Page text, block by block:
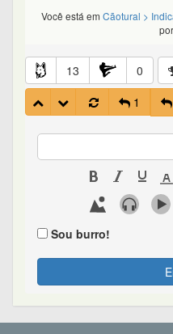
Você está em Cãotural >
por
13 0
1
Sou burro!